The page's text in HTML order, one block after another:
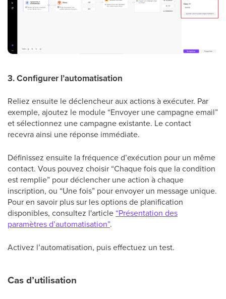
3. Configurer l’automatisation
Reliez ensuite le déclencheur aux actions à exécuter. Par
exemple, ajoutez le module “Envoyer une campagne email”
et sélectionnez une campagne existante. Le contact
recevra ainsi une réponse immédiate.
Définissez ensuite la fréquence d’exécution pour un même
contact. Vous pouvez choisir “Chaque fois que la condition
est remplie” pour déclencher une action à chaque
inscription, ou “Une fois” pour envoyer un message unique.
Pour en savoir plus sur les options de planification
disponibles, consultez l'article “Présentation des
paramètres d’automatisation”.
Activez l’automatisation, puis effectuez un test.
Cas d’utilisation